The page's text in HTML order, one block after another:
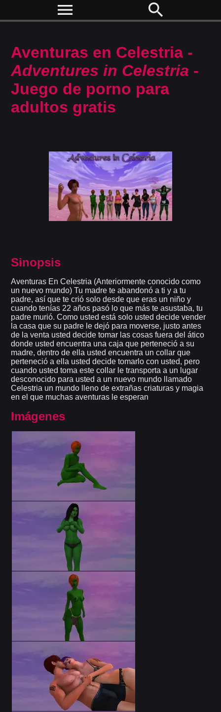
menu search
Aventuras en Celestria -
Adventures in Celestria -
Juego de porno para
adultos gratis
Sinopsis
Aventuras En Celestria (Anteriormente conocido como
un nuevo mundo) Tu madre te abandonó a ti y a tu
padre, así que te crió solo desde que eras un niño y
cuando tenías 22 años pasó lo que más te asustaba, tu
padre murió. Como usted está solo usted decide vender
la casa que su padre le dejó para moverse, justo antes
de la venta usted decide tomar las cosas fuera del ático
donde usted encuentra una caja que perteneció a su
madre, dentro de ella usted encuentra un collar que
perteneció a ella usted decide tomarlo con usted, pero
cuando usted toma este collar le transporta a un lugar
desconocido para usted a un nuevo mundo llamado
Celestria un mundo lleno de extrañas criaturas y magia
en el que muchas aventuras le esperan
Imágenes